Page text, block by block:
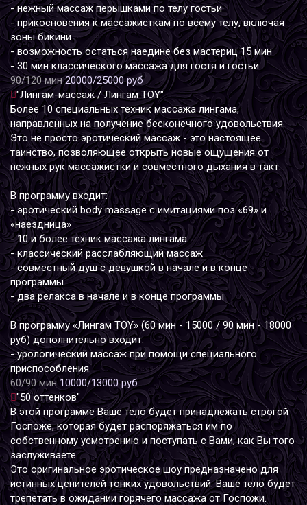
- нежный массаж перышками по телу гостьи
- прикосновения к массажисткам по всему телу, включая
зоны бикини
- возможность остаться наедине без мастериц 15 мин
- 30 мин классического массажа для гостя и гостьи
90/120 мин 20000/25000 руб
"Лингам-массаж / Лингам TOY"
Более 10 специальных техник массажа лингама,
направленных на получение бесконечного удовольствия.
Это не просто эротический массаж - это настоящее
таинство, позволяющее открыть новые ощущения от
нежных рук массажистки и совместного дыхания в такт.
В программу входит:
- эротический body massage с имитациями поз «69» и
«наездница»
- 10 и более техник массажа лингама
- классический расслабляющий массаж
- совместный душ с девушкой в начале и в конце
программы
- два релакса в начале и в конце программы
В программу «Лингам TOY» (60 мин - 15000 / 90 мин - 18000
руб) дополнительно входит:
- урологический массаж при помощи специального
приспособления
60/90 мин 10000/13000 руб
"50 оттенков"
В этой программе Ваше тело будет принадлежать строгой
Госпоже, которая будет распоряжаться им по
собственному усмотрению и поступать с Вами, как Вы того
заслуживаете.
Это оригинальное эротическое шоу предназначено для
истинных ценителей тонких удовольствий. Ваше тело будет
трепетать в ожидании горячего массажа от Госпожи.